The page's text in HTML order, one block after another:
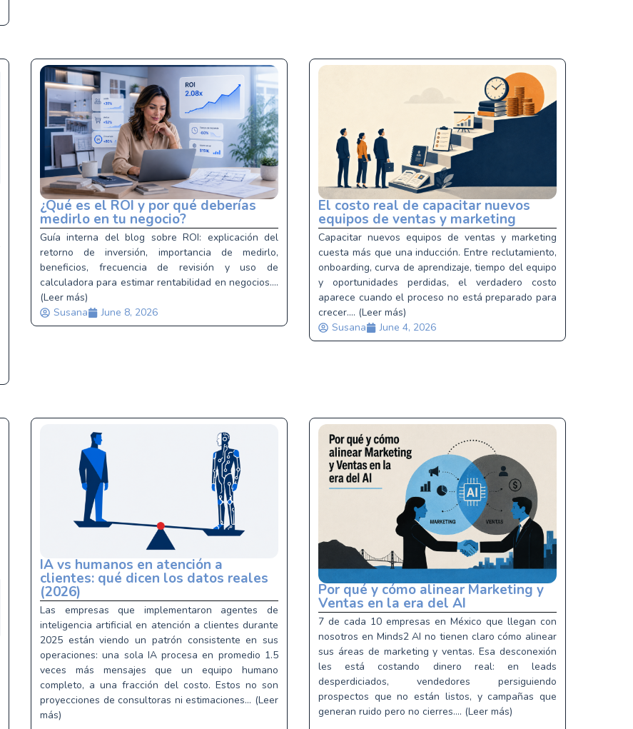
¿Qué es el ROI y por qué deberías
medirlo en tu negocio?
Guía interna del blog sobre ROI: explicación del
retorno de inversión, importancia de medirlo,
beneficios, frecuencia de revisión y uso de
calculadora para estimar rentabilidad en negocios....
(Leer más)
Susana
June 8, 2026
El costo real de capacitar nuevos
equipos de ventas y marketing
Capacitar nuevos equipos de ventas y marketing
cuesta más que una inducción. Entre reclutamiento,
onboarding, curva de aprendizaje, tiempo del equipo
y oportunidades perdidas, el verdadero costo
aparece cuando el proceso no está preparado para
crecer.... (Leer más)
Susana
June 4, 2026
IA vs humanos en atención a
clientes: qué dicen los datos reales
(2026)
Las empresas que implementaron agentes de
inteligencia artificial en atención a clientes durante
2025 están viendo un patrón consistente en sus
operaciones: una sola IA procesa en promedio 1.5
veces más mensajes que un equipo humano
completo, a una fracción del costo. Estos no son
proyecciones de consultoras ni estimaciones... (Leer
más)
Por qué y cómo alinear Marketing y
Ventas en la era del AI
7 de cada 10 empresas en México que llegan con
nosotros en Minds2 AI no tienen claro cómo alinear
sus áreas de marketing y ventas. Esa desconexión
les está costando dinero real: en leads
desperdiciados, vendedores persiguiendo
prospectos que no están listos, y campañas que
generan ruido pero no cierres.... (Leer más)